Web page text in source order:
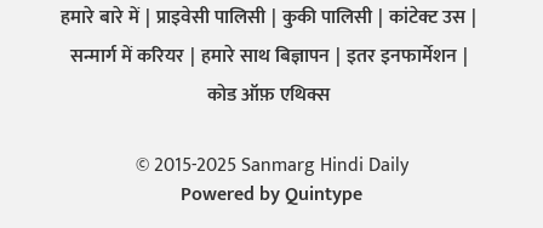
हमारे बारे में प्राइवेसी पालिसी कुकी पालिसी कांटेक्ट उस
सन्मार्ग में करियर हमारे साथ बिज्ञापन इतर इनफार्मेशन
कोड ऑफ़ एथिक्स
© 2015-2025 Sanmarg Hindi Daily
Powered byQuintype